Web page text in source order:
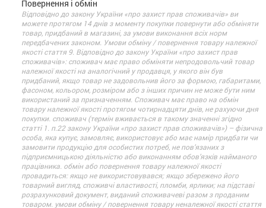
Повернення і обмін
Відповідно до закону України «про захист прав споживачів» ви
можете протягом 14 днів з моменту покупки повернути або обміняти
товар, придбаний в магазині, за умови виконання всіх норм
передбачених законом. Умови обміну / повернення товару належної
якості стаття 9. Відповідно до закону України «про захист прав
споживачів»: споживач має право обміняти непродовольчий товар
належної якості на аналогічний у продавця, у якого він був
придбаний, якщо товар не задовольнив його за формою, габаритами,
фасоном, кольором, розміром або з інших причин не може бути ним
використаний за призначенням. Споживач має право на обмін
товару належної якості протягом чотирнадцяти днів, не рахуючи дня
покупки. споживач (термін вживається в такому значенні згідно
статті 1. п.22 закону України «про захист прав споживачів») – фізична
особа, яка купує, замовляє, використовує або має намір придбати чи
замовити продукцію для особистих потреб, не пов’язаних з
підприємницькою діяльністю або виконанням обов’язків найманого
працівника. обмін або повернення товару належної якості
провадиться: якщо не використовувався; якщо збережено його
товарний вигляд, споживчі властивості, пломби, ярлики; на підставі
розрахунковий документ, виданий споживачеві разом з проданим
товаром. умови обміну / повернення товару неналежної якості стаття